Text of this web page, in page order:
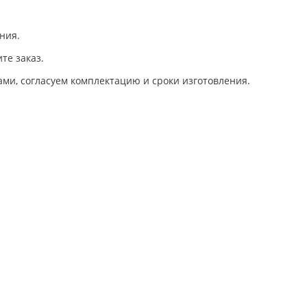
заказ.
согласуем комплектацию и сроки изготовления.